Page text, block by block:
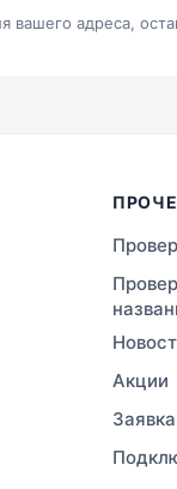
вашего адреса,
Акции